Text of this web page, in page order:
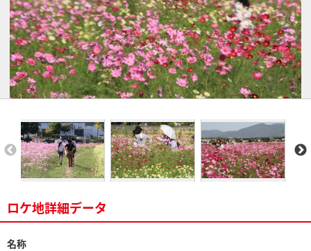
ロケ地詳細データ
名称